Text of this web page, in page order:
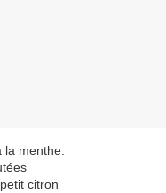
la menthe:
citron